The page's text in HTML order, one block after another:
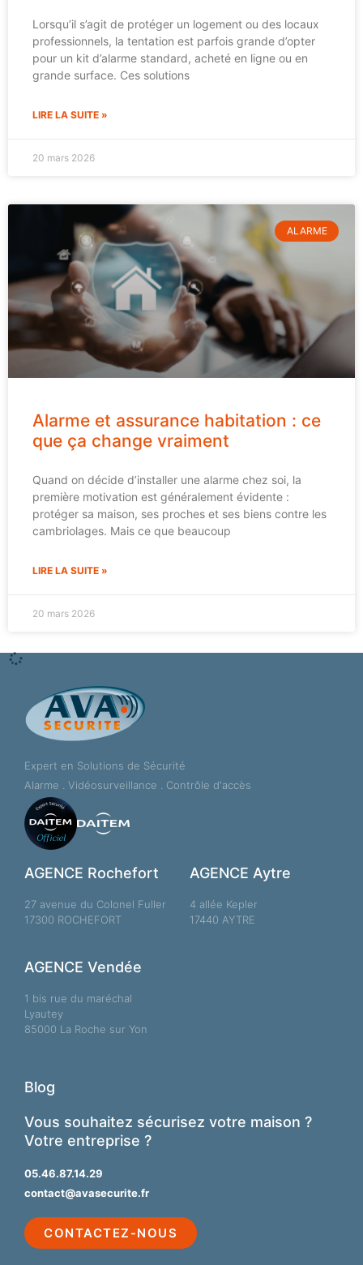
Lorsqu’il s’agit de protéger un logement ou des locaux
professionnels, la tentation est parfois grande d’opter
pour un kit d’alarme standard, acheté en ligne ou en
grande surface. Ces solutions
LIRE LA SUITE »
20 mars 2026
ALARME
Alarme et assurance habitation : ce
que ça change vraiment
Quand on décide d’installer une alarme chez soi, la
première motivation est généralement évidente :
protéger sa maison, ses proches et ses biens contre les
cambriolages. Mais ce que beaucoup
LIRE LA SUITE »
20 mars 2026
Sécuriser un hôtel, un gîte ou une
location saisonnière
voyageurs et répondre à leurs attentes de confort. Mais
LIRE LA SUITE »